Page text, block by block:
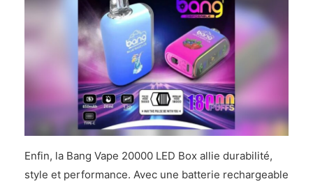
Enfin, la Bang Vape 20000 LED Box allie durabilité,
style et performance. Avec une batterie rechargeable